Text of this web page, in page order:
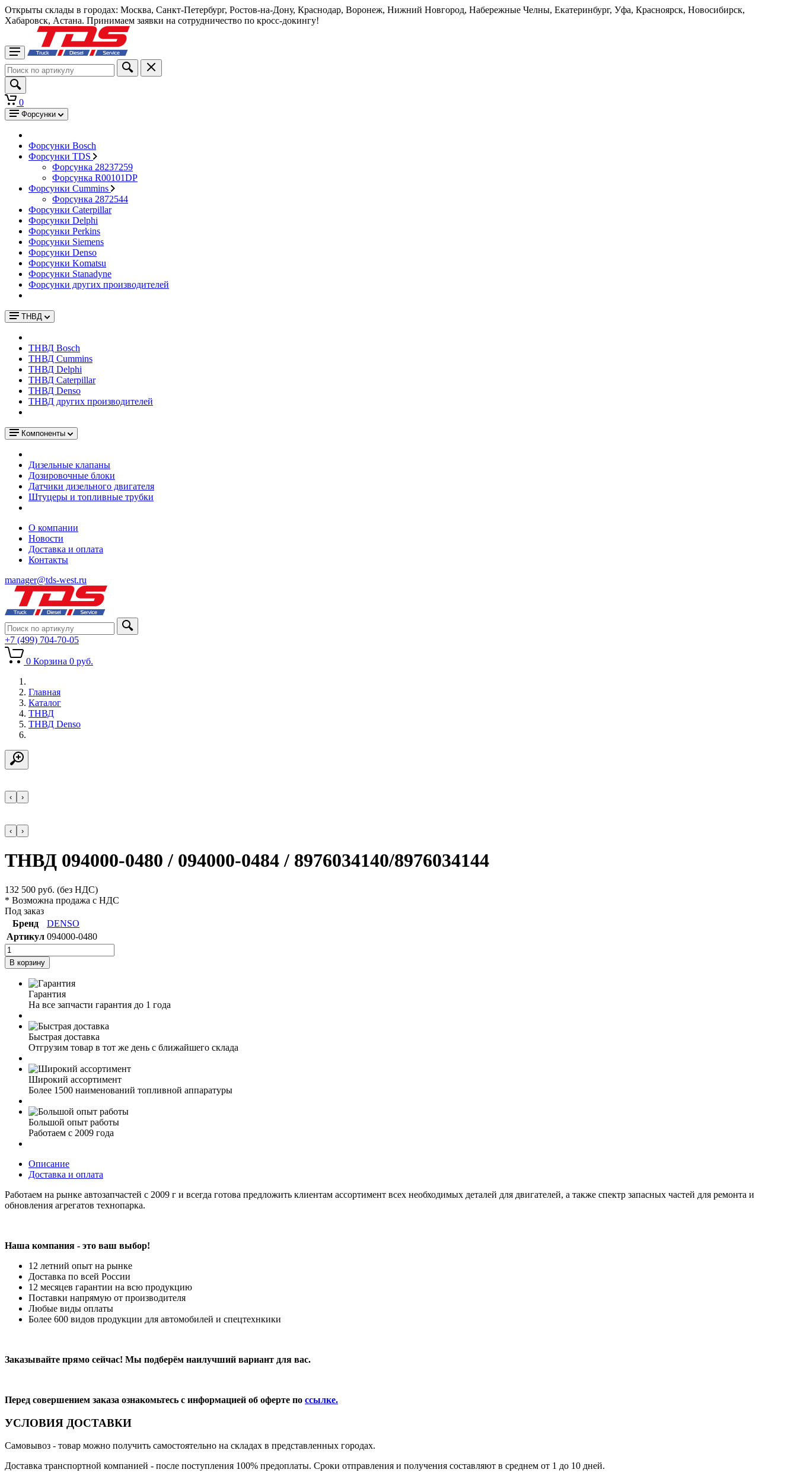
Открыты склады в городах: Москва, Санкт-Петербург, Ростов-на-Дону, Краснодар, Воронеж, Нижний Новгород, Набережные Челны, Екатеринбург, Уфа, Красноярск, Новосибирск,
Хабаровск, Астана. Принимаем заявки на сотрудничество по кросс-докингу!
0
Форсунки
Форсунки Bosch
Форсунки TDS
Форсунка 28237259
Форсунка R00101DP
Форсунки Cummins
Форсунка 2872544
Форсунки Caterpillar
Форсунки Delphi
Форсунки Perkins
Форсунки Siemens
Форсунки Denso
Форсунки Komatsu
Форсунки Stanadyne
Форсунки других производителей
ТНВД
ТНВД Bosch
ТНВД Cummins
ТНВД Delphi
ТНВД Caterpillar
ТНВД Denso
ТНВД других производителей
Компоненты
Дизельные клапаны
Дозировочные блоки
Датчики дизельного двигателя
Штуцеры и топливные трубки
О компании
Новости
Доставка и оплата
Контакты
manager@tds-west.ru
+7 (499) 704-70-05
0 Корзина 0 руб.
Главная
Каталог
ТНВД
ТНВД Denso
‹ ›
‹ ›
ТНВД 094000-0480 / 094000-0484 / 8976034140/8976034144
132 500 руб. (без НДС)
* Возможна продажа с НДС
Под заказ
Бренд
DENSO
Артикул 094000-0480
В корзину
Гарантия
На все запчасти гарантия до 1 года
Быстрая доставка
Отгрузим товар в тот же день с ближайшего склада
Широкий ассортимент
Более 1500 наименований топливной аппаратуры
Большой опыт работы
Работаем с 2009 года
Описание
Доставка и оплата
Работаем на рынке автозапчастей с 2009 г и всегда готова предложить клиентам ассортимент всех необходимых деталей для двигателей, а также спектр запасных частей для ремонта и
обновления агрегатов технопарка.
Наша компания - это ваш выбор!
12 летний опыт на рынке
Доставка по всей России
12 месяцев гарантии на всю продукцию
Поставки напрямую от производителя
Любые виды оплаты
Более 600 видов продукции для автомобилей и спецтехнкики
Заказывайте прямо сейчас! Мы подберём наилучший вариант для вас.
Перед совершением заказа ознакомьтесь с информацией об оферте по ссылке.
УСЛОВИЯ ДОСТАВКИ
Самовывоз - товар можно получить самостоятельно на складах в представленных городах.
Доставка транспортной компанией - после поступления 100% предоплаты. Сроки отправления и получения составляют в среднем от 1 до 10 дней.